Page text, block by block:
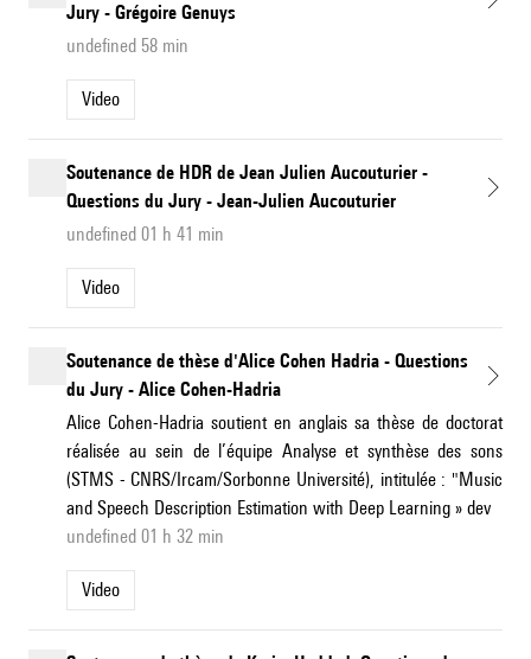
Jury - Grégoire Genuys
undefined 58 min
Video
Soutenance de HDR de Jean Julien Aucouturier -
Questions du Jury - Jean-Julien Aucouturier
undefined 01 h 41 min
Video
Soutenance de thèse d'Alice Cohen Hadria - Questions
du Jury - Alice Cohen-Hadria
Alice Cohen-Hadria soutient en anglais sa thèse de doctorat
réalisée au sein de l’équipe Analyse et synthèse des sons
(STMS - CNRS/Ircam/Sorbonne Université), intitulée : "Music
and Speech Description Estimation with Deep Learning » dev
undefined 01 h 32 min
Video